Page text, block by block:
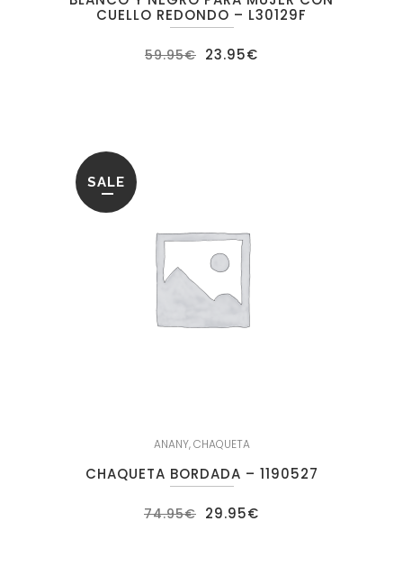
CUELLO REDONDO – L30129F
59.95€ El
precio
23.95€
SALE
ANANY,CHAQUETA
CHAQUETA BORDADA – 1190527
74.95€ El
precio
29.95€